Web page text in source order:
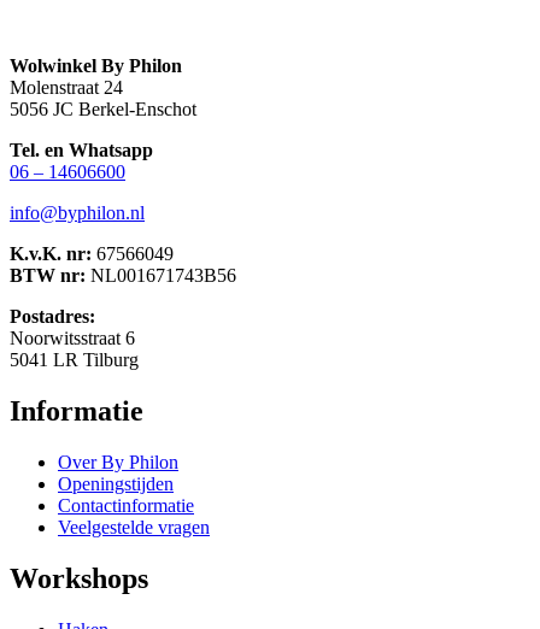
Wolwinkel By Philon
Molenstraat 24
5056 JC Berkel-Enschot
Tel. en Whatsapp
06 – 14606600
info@byphilon.nl
K.v.K. nr: 67566049
BTW nr: NL001671743B56
Postadres:
Noorwitsstraat 6
5041 LR Tilburg
Informatie
Over By Philon
Openingstijden
Contactinformatie
Veelgestelde vragen
Workshops